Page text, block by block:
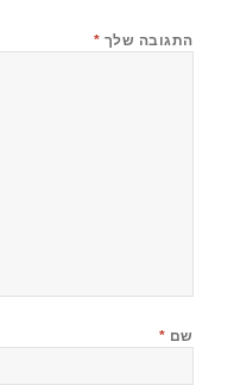
התגובה שלך *
שם *